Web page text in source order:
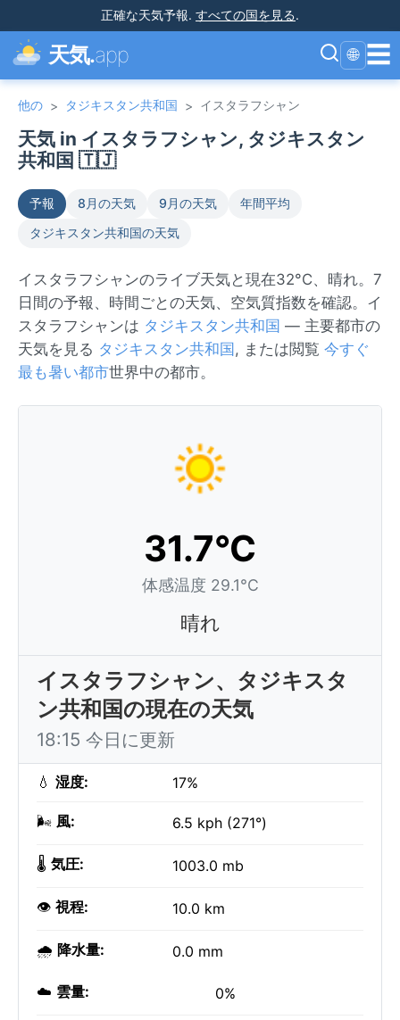
正確な天気予報. すべての国を見る.
天気.app 🌐 ☰
他の > タジキスタン共和国 > イスタラフシャン
天気 in イスタラフシャン, タジキスタン
共和国 🇹🇯
予報 8月の天気 9月の天気
年間平均
タジキスタン共和国の天気
イスタラフシャンのライブ天気と現在32°C、晴れ。7
日間の予報、時間ごとの天気、空気質指数を確認。イ
スタラフシャンは タジキスタン共和国 — 主要都市の
天気を見る タジキスタン共和国 , または閲覧 今すぐ
最も暑い都市世界中の都市。
31.7°C
体感温度 29.1°C
晴れ
イスタラフシャン、タジキスタ
ン共和国の現在の天気
18:15 今日に更新
💧 湿度: 17%
🌬️ 風: 6.5 kph (271°)
🌡️ 気圧: 1003.0 mb
👁️ 視程: 10.0 km
🌧️ 降水量: 0.0 mm
☁️ 雲量: 0%